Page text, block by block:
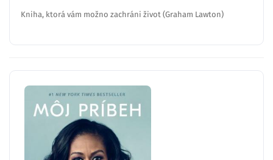
Kniha, ktorá vám možno zachráni život (Graham Lawton)